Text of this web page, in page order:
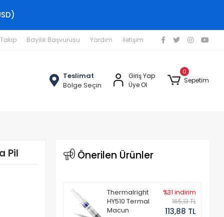
Bayilik Başvurusu Yardım İletişim
Teslimat
Bölge Seçin
Giriş Yap
Üye Ol
0
Sepetim
Pil Önerilen Ürünler
Thermalright
HY510 Termal
Macun
%31 indirim
165,13 TL
113,88 TL